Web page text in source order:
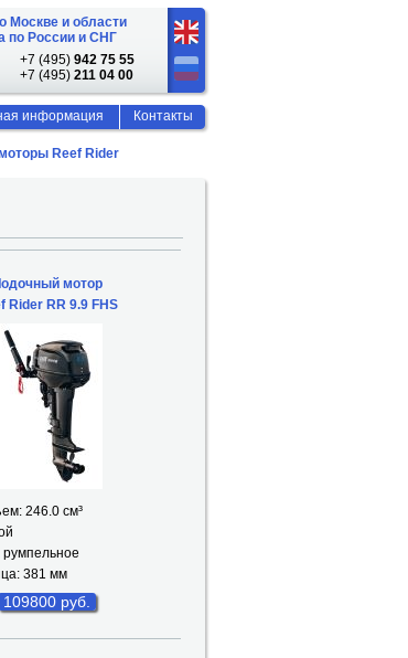
Reef Rider
мотор
Rider RR 9.9 FHS
246.0 см³
381 мм
109800 руб.
Москве и области
по России и СНГ
+7 (495) 942 75 55
+7 (495) 211 04 00
информация Контакты